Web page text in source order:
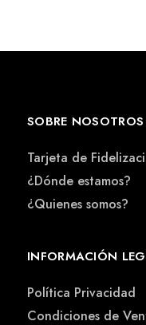
SOBRE NOSOTROS
Tarjeta de
¿Dónde estamos?
¿Quienes somos?
INFORMACIÓN
Política Privacidad
Condiciones de